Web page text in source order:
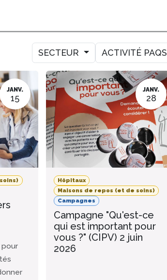
SECTEUR ACTIVITÉ PAQS
JANV.
15
JANV.
28
Hôpitaux
Maisons de repos (et de soins)
Campagnes
Campagne "Qu'est-ce
qui est important pour
vous ?" (CIPV) 2 juin
2026